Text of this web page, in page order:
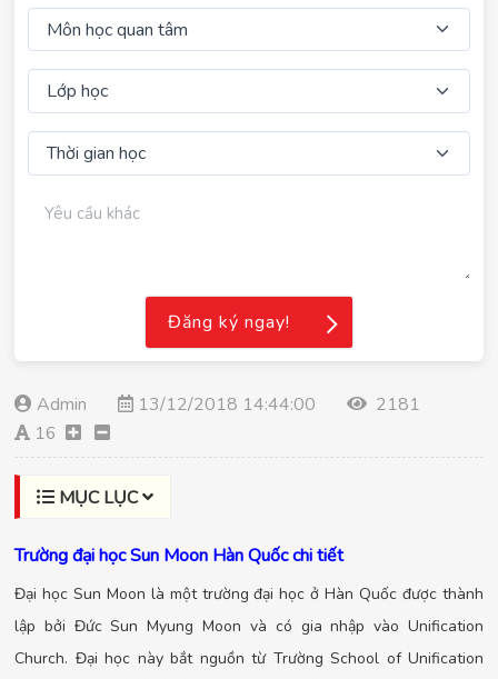
Admin 13/12/2018 14:44:00
2181
16
MỤC LỤC
Trường đại học Sun Moon Hàn Quốc chi tiết
Đại học Sun Moon là một trường đại học ở Hàn Quốc được thành
lập bởi Đức Sun Myung Moon và có gia nhập vào Unification
Church. Đại học này bắt nguồn từ Trường School of Unification
Đăng ký ngay!